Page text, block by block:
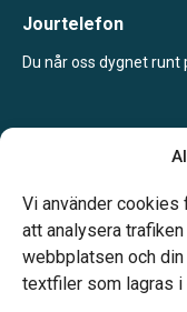
Vi använder
att analysera
webbplatsen och
textfiler som lagras i
Jourtelefon
Du når oss dygnet runt
Lunchstängt 12.00 –